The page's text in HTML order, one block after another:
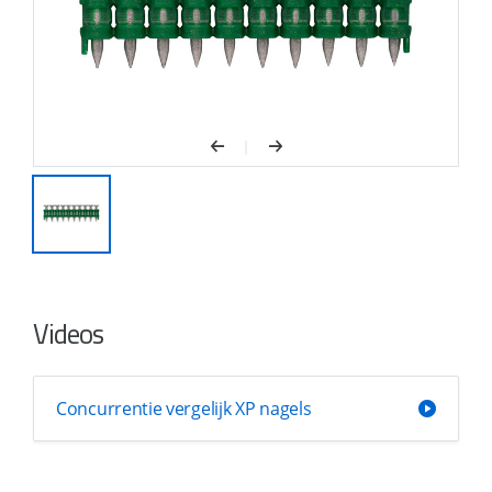
Videos
Concurrentie vergelijk XP nagels